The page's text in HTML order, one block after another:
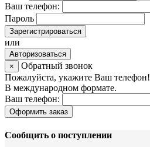
Ваш телефон:
Пароль
Зарегистрироваться
или
Авторизоваться
×
Обратный звонок
Пожалуйста, укажите Ваш телефон!
В международном формате.
Ваш телефон:
Оформить заказ
Сообщить о поступлении